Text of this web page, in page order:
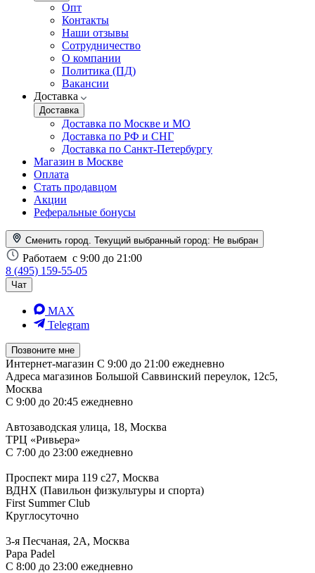
Опт
Контакты
Наши отзывы
Сотрудничество
О компании
Политика (ПД)
Вакансии
Доставка
Доставка
Доставка по Москве и МО
Доставка по РФ и СНГ
Доставка по Санкт-Петербургу
Магазин в Москве
Оплата
Стать продавцом
Акции
Реферальные бонусы
Сменить город. Текущий выбранный город: Не выбран
Работаем с 9:00 до 21:00
8 (495) 159-55-05
Чат
MAX
Telegram
Позвоните мне
Интернет-магазин С 9:00 до 21:00 ежедневно
Адреса магазинов Большой Саввинский переулок, 12с5,
Москва
С 9:00 до 20:45 ежедневно
Автозаводская улица, 18, Москва
ТРЦ «Ривьера»
С 7:00 до 23:00 ежедневно
Проспект мира 119 с27, Москва
ВДНХ (Павильон физкультуры и спорта)
First Summer Club
Круглосуточно
3-я Песчаная, 2А, Москва
Papa Padel
С 8:00 до 23:00 ежедневно